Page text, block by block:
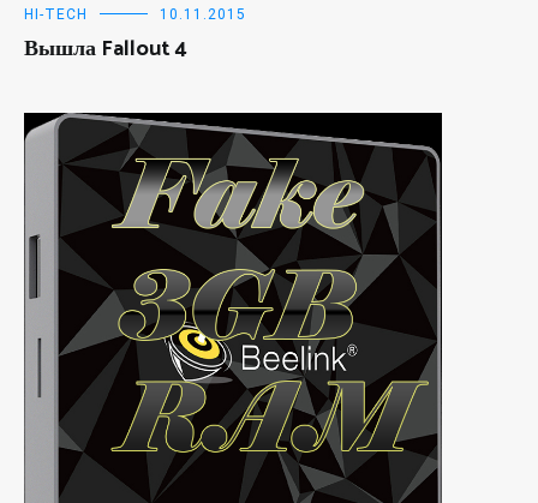
HI-TECH 10.11.2015
Вышла Fallout 4